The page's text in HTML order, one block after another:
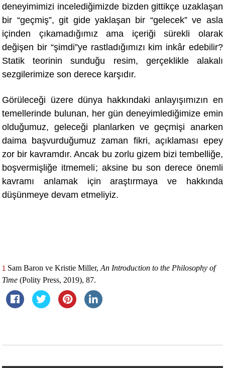
deneyimimizi incelediğimizde bizden gittikçe uzaklaşan
bir “geçmiş”, git gide yaklaşan bir “gelecek” ve asla
içinden çıkamadığımız ama içeriği sürekli olarak
değişen bir “şimdi”ye rastladığımızı kim inkâr edebilir?
Statik teorinin sunduğu resim, gerçeklikle alakalı
sezgilerimize son derece karşıdır.
Görüleceği üzere dünya hakkındaki anlayışımızın en
temellerinde bulunan, her gün deneyimlediğimize emin
olduğumuz, geleceği planlarken ve geçmişi anarken
daima başvurduğumuz zaman fikri, açıklaması epey
zor bir kavramdır. Ancak bu zorlu gizem bizi tembelliğe,
boşvermişliğe itmemeli; aksine bu son derece önemli
kavramı anlamak için araştırmaya ve hakkında
düşünmeye devam etmeliyiz.
1 Sam Baron ve Kristie Miller,An Introduction to the Philosophy of
Time(Polity Press, 2019), 87.